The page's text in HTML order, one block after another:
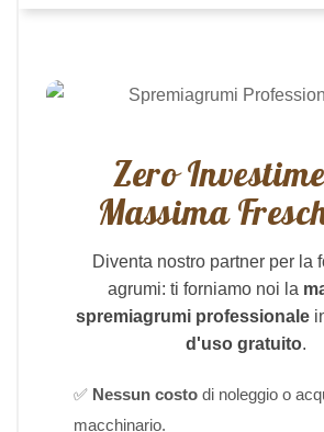
Zero
Massima
Diventa nostro partner per la
agrumi: ti forniamo noi la
spremiagrumi professionale
d'uso gratuito.
✅ Nessun costodi noleggio o
macchinario.